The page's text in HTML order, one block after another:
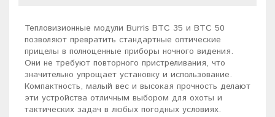
Тепловизионные модули Burris BTC 35 и BTC 50
позволяют превратить стандартные оптические
прицелы в полноценные приборы ночного видения.
Они не требуют повторного пристреливания, что
значительно упрощает установку и использование.
Компактность, малый вес и высокая прочность делают
эти устройства отличным выбором для охоты и
тактических задач в любых погодных условиях.